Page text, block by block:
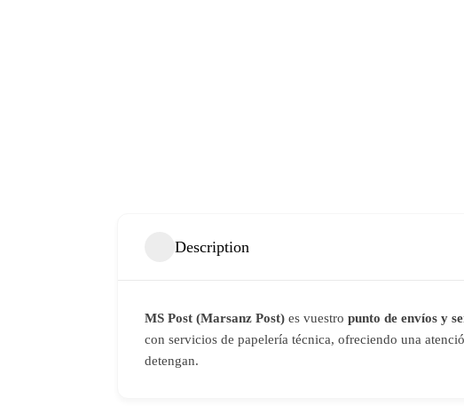
Description
MS Post (Marsanz Post) es vuestro punto de envíos y
con servicios de papelería técnica, ofreciendo una
detengan.